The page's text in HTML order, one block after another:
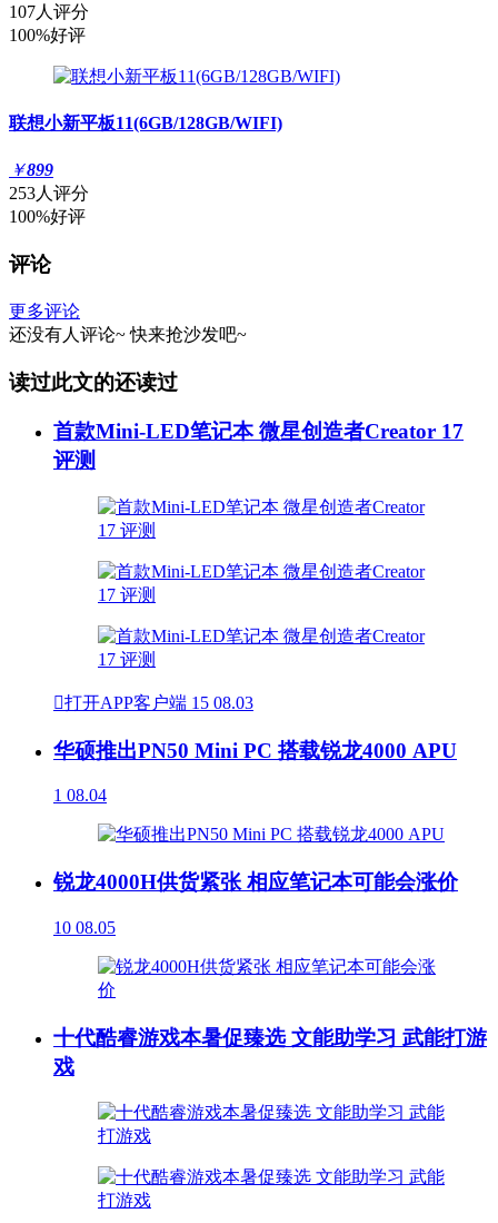
107人评分
100%好评
联想小新平板11(6GB/128GB/WIFI)
￥899
253人评分
100%好评
评论
更多评论
还没有人评论~ 快来抢沙发吧~
读过此文的还读过
首款Mini-LED笔记本 微星创造者Creator 17
评测
打开APP客户端 15 08.03
华硕推出PN50 Mini PC 搭载锐龙4000 APU
1 08.04
锐龙4000H供货紧张 相应笔记本可能会涨价
10 08.05
十代酷睿游戏本暑促臻选 文能助学习 武能打游
戏